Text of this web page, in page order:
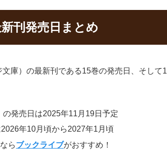
刊発売日まとめ
庫）の最新刊である15巻の発売日、そし
発売日は2025年11月19日予定
年10月頃から2027年1月頃
らブックライブがおすすめ！